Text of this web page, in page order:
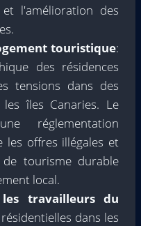
l'amélioration des
touristique:
des résidences
tensions dans des
îles Canaries. Le
réglementation
les offres illégales et
tourisme durable
local.
travailleurs du
dans les